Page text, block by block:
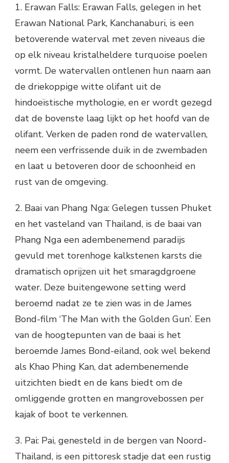
1. Erawan Falls: Erawan Falls, gelegen in het
Erawan National Park, Kanchanaburi, is een
betoverende waterval met zeven niveaus die
op elk niveau kristalheldere turquoise poelen
vormt. De watervallen ontlenen hun naam aan
de driekoppige witte olifant uit de
hindoeïstische mythologie, en er wordt gezegd
dat de bovenste laag lijkt op het hoofd van de
olifant. Verken de paden rond de watervallen,
neem een ​​verfrissende duik in de zwembaden
en laat u betoveren door de schoonheid en
rust van de omgeving.
2. Baai van Phang Nga: Gelegen tussen Phuket
en het vasteland van Thailand, is de baai van
Phang Nga een adembenemend paradijs
gevuld met torenhoge kalkstenen karsts die
dramatisch oprijzen uit het smaragdgroene
water. Deze buitengewone setting werd
beroemd nadat ze te zien was in de James
Bond-film ‘The Man with the Golden Gun’. Een
van de hoogtepunten van de baai is het
beroemde James Bond-eiland, ook wel bekend
als Khao Phing Kan, dat adembenemende
uitzichten biedt en de kans biedt om de
omliggende grotten en mangrovebossen per
kajak of boot te verkennen.
3. Pai: Pai, genesteld in de bergen van Noord-
Thailand, is een pittoresk stadje dat een rustig